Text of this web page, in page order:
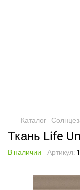
Каталог
Ткань Life
В наличии Артикул: